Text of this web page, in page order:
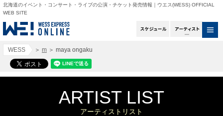
北海道のイベント・コンサート・ライブの公演・チケット発売情報｜ウエス(WESS) OFFICIAL
WEB SITE
スケジュールアー
WESS ＞ m ＞ maya ongaku
ARTIST LIST
アーティストリスト